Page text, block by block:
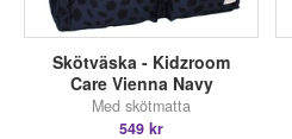
Skötväska - Kidzroom
Care Vienna Navy
Med skötmatta
549 kr